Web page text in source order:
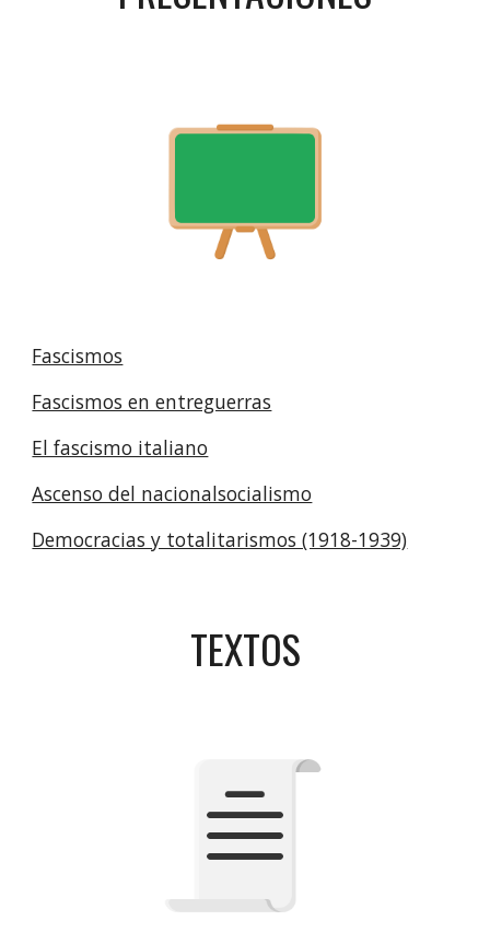
Fascismos
Fascismos en entreguerras
El fascismo italiano
Ascenso del nacionalsocialismo
Democracias y totalitarismos (1918-1939)
TEXTOS